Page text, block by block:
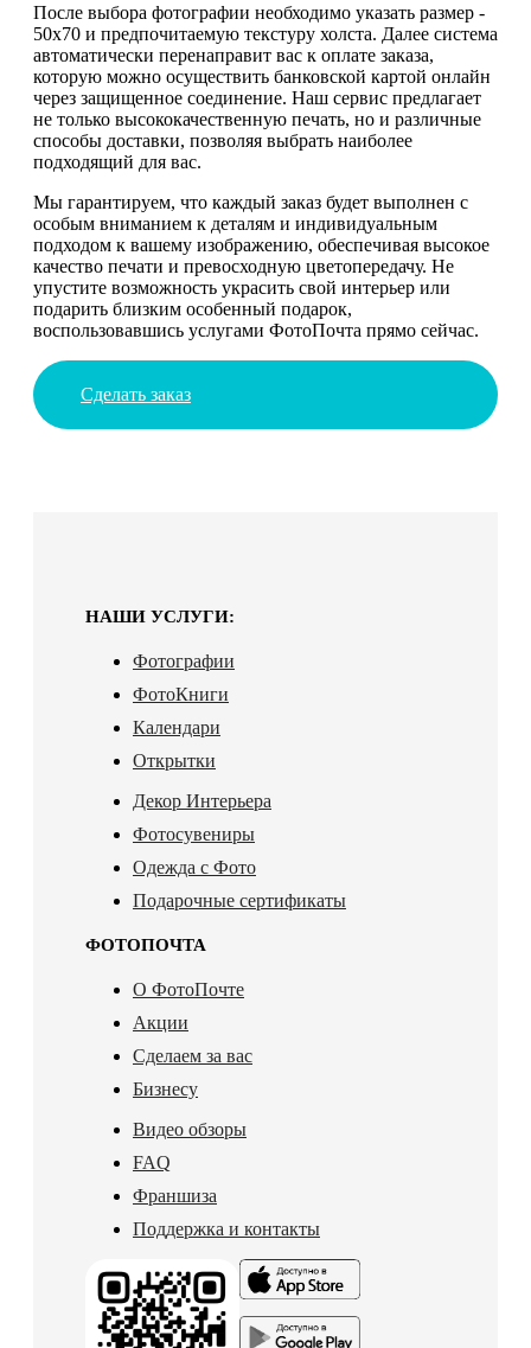
После выбора фотографии необходимо указать размер -
50х70 и предпочитаемую текстуру холста. Далее система
автоматически перенаправит вас к оплате заказа,
которую можно осуществить банковской картой онлайн
через защищенное соединение. Наш сервис предлагает
не только высококачественную печать, но и различные
способы доставки, позволяя выбрать наиболее
подходящий для вас.
Мы гарантируем, что каждый заказ будет выполнен с
особым вниманием к деталям и индивидуальным
подходом к вашему изображению, обеспечивая высокое
качество печати и превосходную цветопередачу. Не
упустите возможность украсить свой интерьер или
подарить близким особенный подарок,
воспользовавшись услугами ФотоПочта прямо сейчас.
Сделать заказ
НАШИ УСЛУГИ:
Фотографии
ФотоКниги
Календари
Открытки
Декор Интерьера
Фотосувениры
Одежда с Фото
Подарочные сертификаты
ФОТОПОЧТА
О ФотоПочте
Акции
Сделаем за вас
Бизнесу
Видео обзоры
FAQ
Франшиза
Поддержка и контакты